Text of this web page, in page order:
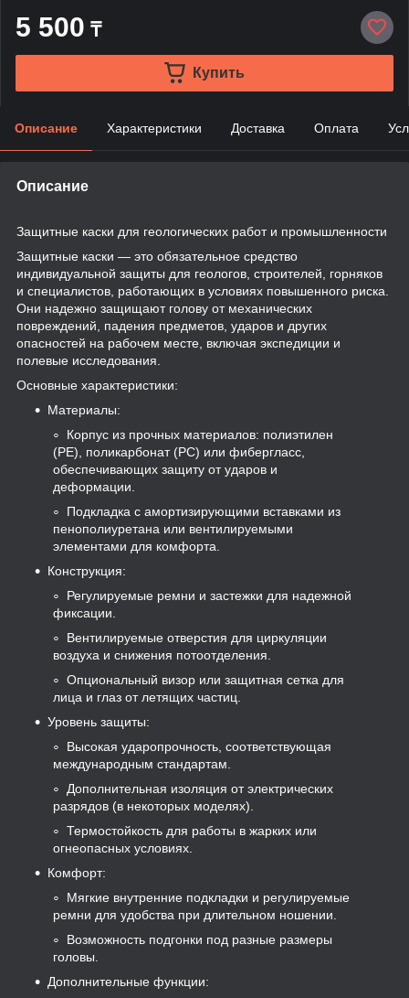
5 500 ₸
Купить
Описание Характеристики Доставка Оплата
Описание
Защитные каски для геологических работ и промышленности
Защитные каски — это обязательное средство
индивидуальной защиты для геологов, строителей, горняков
и специалистов, работающих в условиях повышенного риска.
Они надежно защищают голову от механических
повреждений, падения предметов, ударов и других
опасностей на рабочем месте, включая экспедиции и
полевые исследования.
Основные характеристики:
Материалы:
Корпус из прочных материалов: полиэтилен
(PE), поликарбонат (PC) или фибергласс,
обеспечивающих защиту от ударов и
деформации.
Подкладка с амортизирующими вставками из
пенополиуретана или вентилируемыми
элементами для комфорта.
Конструкция:
Регулируемые ремни и застежки для надежной
фиксации.
Вентилируемые отверстия для циркуляции
воздуха и снижения потоотделения.
Опциональный визор или защитная сетка для
лица и глаз от летящих частиц.
Уровень защиты:
Высокая ударопрочность, соответствующая
международным стандартам.
Дополнительная изоляция от электрических
разрядов (в некоторых моделях).
Термостойкость для работы в жарких или
огнеопасных условиях.
Комфорт:
Мягкие внутренние подкладки и регулируемые
ремни для удобства при длительном ношении.
Возможность подгонки под разные размеры
головы.
Дополнительные функции: